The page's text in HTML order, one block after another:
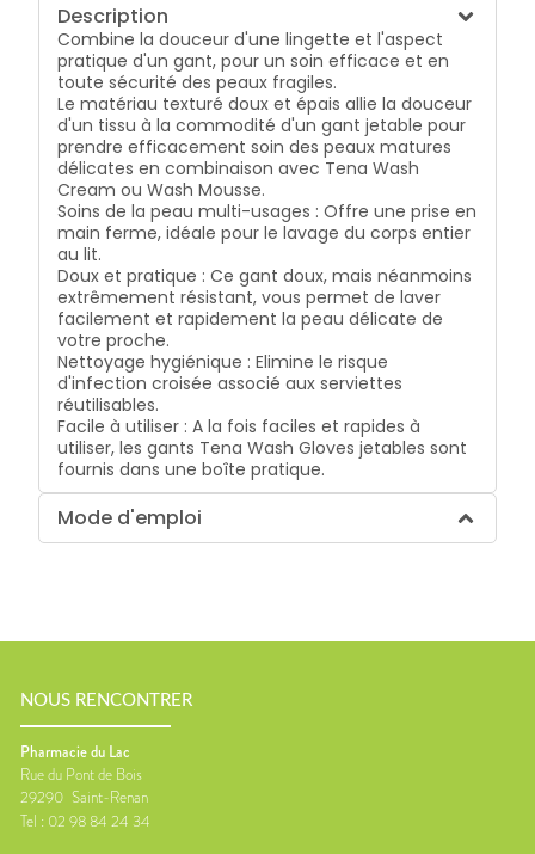
Description
Combine la douceur d'une lingette et l'aspect
pratique d'un gant, pour un soin efficace et en
toute sécurité des peaux fragiles.
Le matériau texturé doux et épais allie la douceur
d'un tissu à la commodité d'un gant jetable pour
prendre efficacement soin des peaux matures
délicates en combinaison avec Tena Wash
Cream ou Wash Mousse.
Soins de la peau multi-usages : Offre une prise en
main ferme, idéale pour le lavage du corps entier
au lit.
Doux et pratique : Ce gant doux, mais néanmoins
extrêmement résistant, vous permet de laver
facilement et rapidement la peau délicate de
votre proche.
Nettoyage hygiénique : Elimine le risque
d'infection croisée associé aux serviettes
réutilisables.
Facile à utiliser : A la fois faciles et rapides à
utiliser, les gants Tena Wash Gloves jetables sont
fournis dans une boîte pratique.
Mode d'emploi
NOUS RENCONTRER
Pharmacie du Lac
Rue du Pont de Bois
29290 Saint-Renan
Tel : 02 98 84 24 34